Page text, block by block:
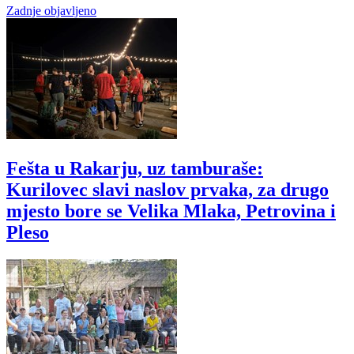
Zadnje objavljeno
Fešta u Rakarju, uz tamburaše:
Kurilovec slavi naslov prvaka, za drugo
mjesto bore se Velika Mlaka, Petrovina i
Pleso